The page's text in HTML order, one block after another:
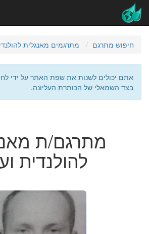
חיפוש מתרגם מתרגמים מאנגלית
אתם יכולים לשנות את שפת האתר על ידי
בצד השמאלי של הכותרת העליונה.
מתרגם/ת
להולנדית